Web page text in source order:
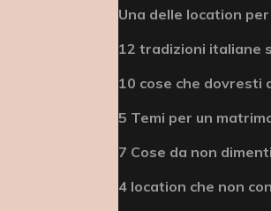
Una delle location
12 tradizioni italiane
10 cose che
5 Temi per un
7 Cose da non
4 location che non